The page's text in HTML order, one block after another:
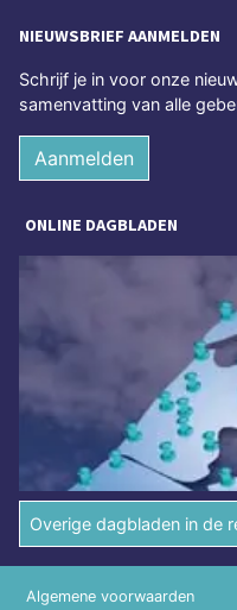
NIEUWSBRIEF AANMELDEN
Schrijf je in voor onze
samenvatting van alle
Aanmelden
ONLINE DAGBLADEN
Overige dagbladen in de
Algemene voorwaarden